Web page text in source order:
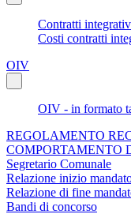
Contratti
Costi contratti
OIV
OIV - in formato
REGOLAMENTO
COMPORTAMENTO
Segretario Comunale
Relazione inizio
Relazione di fine
Bandi di concorso